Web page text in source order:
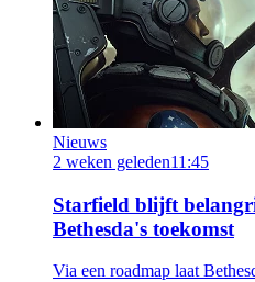
Nieuws
2 weken geleden11:45
Starfield blijft
Bethesda's toekomst
Via een roadmap laat